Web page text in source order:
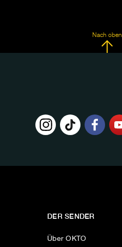
Nach oben
DER SENDER
Über OKTO